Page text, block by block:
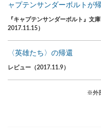
ャプテンサンダーボルトが
『キャプテンサンダーボルト』文
2017.11.15）
〈英雄たち〉の帰還
レビュー（2017.11.9）
※外